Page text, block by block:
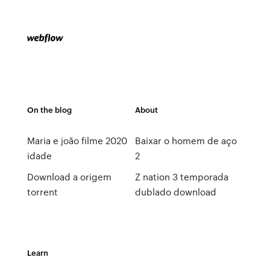
On the blog
Maria e joão filme 2020
idade
Download a origem
torrent
About
Baixar o homem de aço
2
Z nation 3 temporada
dublado download
Learn